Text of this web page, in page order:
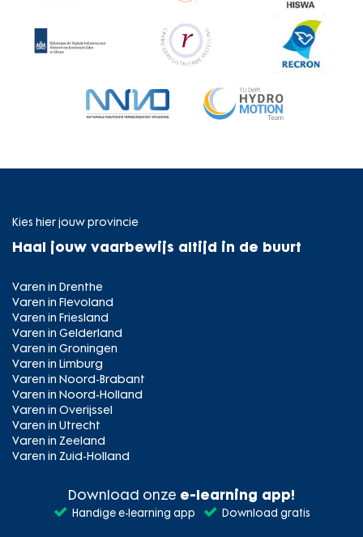
Kies hier jouw provincie
Haal jouw vaarbewijs altijd in de buurt
Varen in Drenthe
Varen in Flevoland
Varen in Friesland
Varen in Gelderland
Varen in Groningen
Varen in Limburg
Varen in Noord-Brabant
Varen in Noord-Holland
Varen in Overijssel
Varen in Utrecht
Varen in Zeeland
Varen in Zuid-Holland
Download onze e-learning app!
Handige e-learning app Download gratis